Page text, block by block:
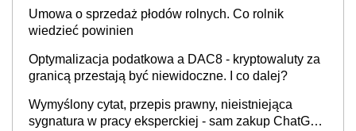
Umowa o sprzedaż płodów rolnych. Co rolnik
wiedzieć powinien
Optymalizacja podatkowa a DAC8 - kryptowaluty za
granicą przestają być niewidoczne. I co dalej?
Wymyślony cytat, przepis prawny, nieistniejąca
sygnatura w pracy eksperckiej - sam zakup ChatGPT